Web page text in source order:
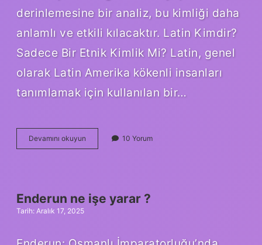
derinlemesine bir analiz, bu kimliği daha
anlamlı ve etkili kılacaktır. Latin Kimdir?
Sadece Bir Etnik Kimlik Mi? Latin, genel
olarak Latin Amerika kökenli insanları
tanımlamak için kullanılan bir…
Devamını okuyun
dili
10 Yorum
Enderun ne işe yarar ?
Tarih: Aralık 17, 2025